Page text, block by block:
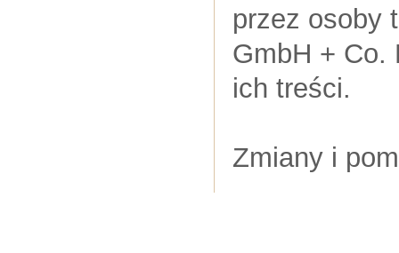
przez osoby
GmbH + Co.
ich treści.
Zmiany i